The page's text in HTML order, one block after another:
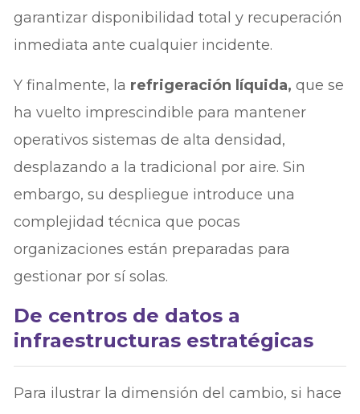
garantizar disponibilidad total y recuperación
inmediata ante cualquier incidente.
Y finalmente, la refrigeración líquida, que se
ha vuelto imprescindible para mantener
operativos sistemas de alta densidad,
desplazando a la tradicional por aire. Sin
embargo, su despliegue introduce una
complejidad técnica que pocas
organizaciones están preparadas para
gestionar por sí solas.
De centros de datos a
infraestructuras estratégicas
Para ilustrar la dimensión del cambio, si hace